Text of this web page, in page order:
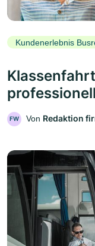
Kundenerlebnis
FW Von Redaktion